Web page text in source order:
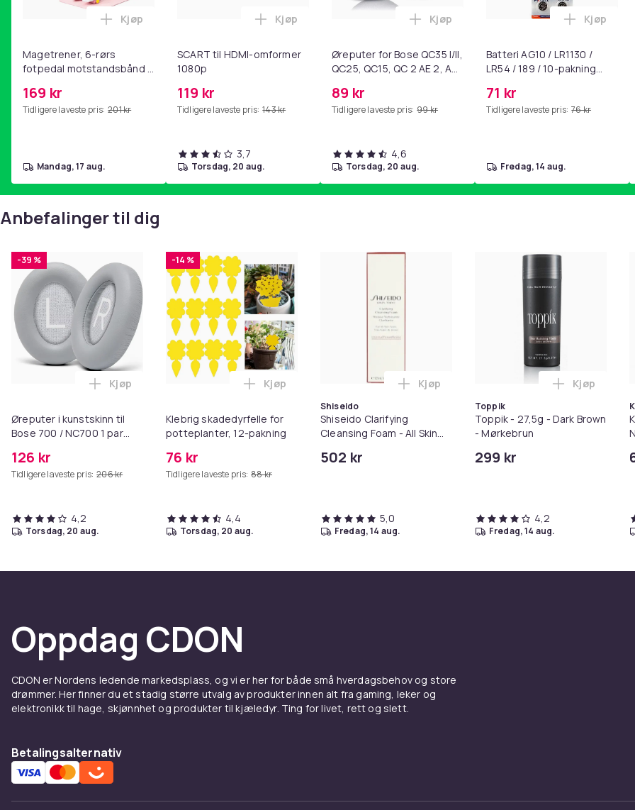
Artikkel nr.
2cda53dc-39ea-44ac-8510-1cc9765e706e
Magetrener, 6-rørs
fotpedal motstandsbånd -
yoga og
hjemmegymnastikk Pink
169 kr
Tidligere laveste pris: 201 kr
Legg Magetrener, 6-rørs fotpedal motstandsbånd - mage- og kjernetrening, yoga og
Kjøp
mandag, 17 aug.
SCART til HDMI-omformer
1080p
119 kr
Tidligere laveste pris: 143 kr
Legg SCART til HDMI-omformer 1080p i handlekurven
Kjøp
3,7
torsdag, 20 aug.
Øreputer for Bose QC35 I/II,
QC25, QC15, QC 2 AE 2, AE
SoundLink Black
89 kr
Tidligere laveste pris: 99 kr
Legg Øreputer for Bose QC35 I/II, QC25,
Kjøp
4,6
torsdag, 20 aug.
Batteri AG10 / LR1130 /
LR54 / 189 / 10-pakning
71 kr
Tidligere laveste pris: 76 kr
Legg
Kjøp
fredag, 14 aug.
Anbefalinger til dig
-39 %
Øreputer i kunstskinn til
Bose 700 / NC700 1 par
126 kr
Tidligere laveste pris: 206 kr
Legg Øreputer i kunstskinn til Bose 700 / NC700 1 par Grey i handlekurven
Kjøp
4,2
torsdag, 20 aug.
-14 %
Klebrig skadedyrfelle for
potteplanter, 12-pakning
76 kr
Tidligere laveste pris: 88 kr
Legg Klebrig skadedyrfelle for potteplanter, 12-pakning i handlekurven
Kjøp
4,4
torsdag, 20 aug.
Shiseido
Shiseido Clarifying
Cleansing Foam - All Skin
502 kr
Kjøp
5,0
fredag, 14 aug.
Toppik
Toppik - 27,5g - Dark Brown
- Mørkebrun
299 kr
Legg
Kjøp
4,2
fredag, 14 aug.
Oppdag CDON
CDON er Nordens ledende markedsplass, og vi er her for både små hverdagsbehov og store
drømmer. Her finner du et stadig større utvalg av produkter innen alt fra gaming, leker og
elektronikk til hage, skjønnhet og produkter til kjæledyr. Ting for livet, rett og slett.
Betalingsalternativ